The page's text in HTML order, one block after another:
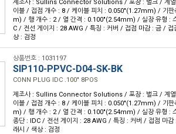
제조사 : Sullins Connector Solutions / 포장 : 벌크 / 계열
이블 / 접점 개수 : 8 / 케이블 피치 : 0.050"(1.27mm) / 기
m) / 행 개수 : 2 / 열 간격 : 0.100"(2.54mm) / 실장 유형 :
C / 전선 게이지 : 28 AWG / 특징 : 커버 / 접점 마감 : 금 / 접
상 : 검정
상품번호 : 1031197
SIP110-PPVC-D04-SK-BK
CONN PLUG IDC .100" 8POS
제조사 : Sullins Connector Solutions / 포장 : 벌크 / 계열
이블 / 접점 개수 : 8 / 케이블 피치 : 0.050"(1.27mm) / 기
m) / 행 개수 : 2 / 열 간격 : 0.100"(2.54mm) / 실장 유형 :
종단 : IDC / 전선 게이지 : 28 AWG / 특징 : 커버 / 접점 마감
래시 / 색상 : 검정